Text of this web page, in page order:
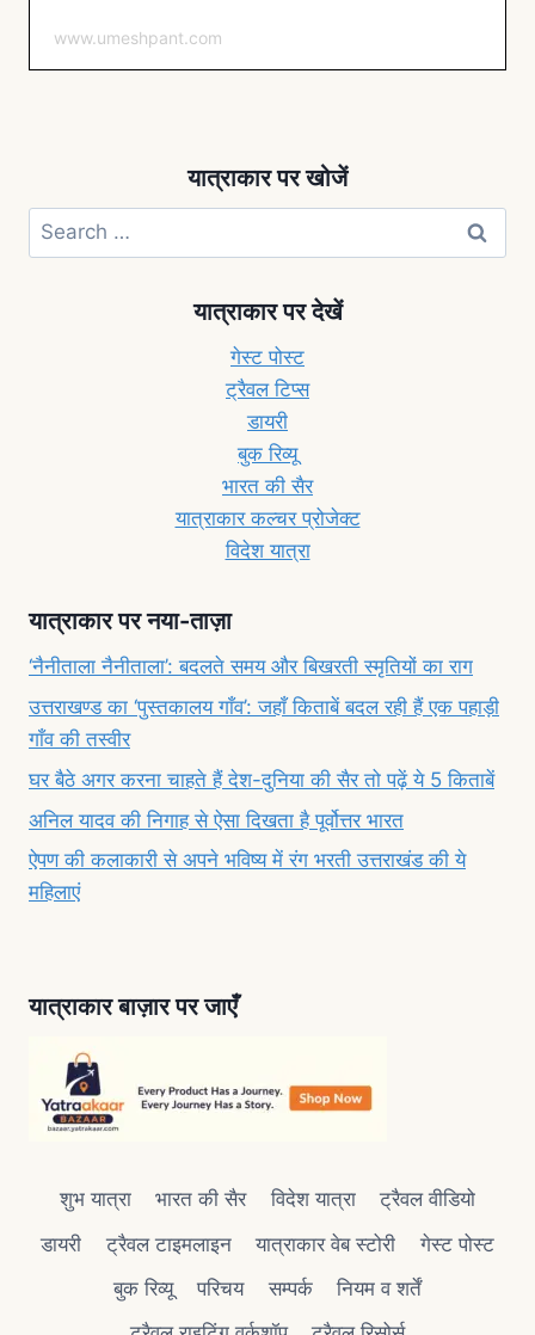
www.umeshpant.com
यात्राकार पर खोजें
यात्राकार पर देखें
गेस्ट पोस्ट
ट्रैवल टिप्स
डायरी
बुक रिव्यू
भारत की सैर
यात्राकार कल्चर प्रोजेक्ट
विदेश यात्रा
यात्राकार पर नया-ताज़ा
‘नैनीताला नैनीताला’: बदलते समय और बिखरती स्मृतियों का राग
उत्तराखण्ड का ‘पुस्तकालय गाँव’: जहाँ किताबें बदल रही हैं एक पहाड़ी
गाँव की तस्वीर
घर बैठे अगर करना चाहते हैं देश-दुनिया की सैर तो पढ़ें ये 5 किताबें
अनिल यादव की निगाह से ऐसा दिखता है पूर्वोत्तर भारत
ऐपण की कलाकारी से अपने भविष्य में रंग भरती उत्तराखंड की ये
महिलाएं
यात्राकार बाज़ार पर जाएँ
शुभ यात्रा भारत की सैर विदेश यात्रा
ट्रैवल वीडियो
डायरी
ट्रैवल टाइमलाइन यात्राकार वेब स्टोरी
गेस्ट पोस्ट
बुक रिव्यू
परिचय सम्पर्क
नियम व शर्तें